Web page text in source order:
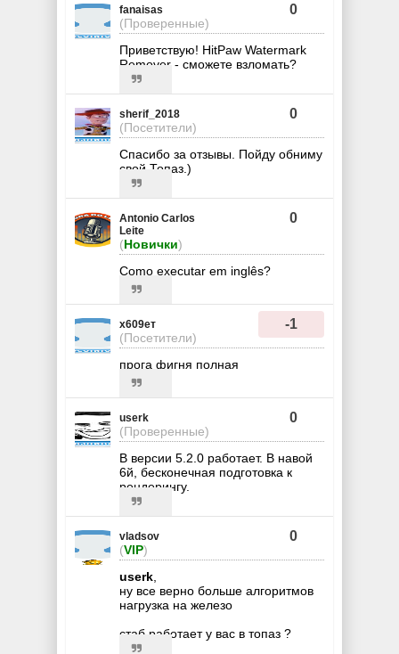
fanaisas
(Проверенные)
0
Приветствую! HitPaw Watermark
Remover - сможете взломать?
sherif_2018
(Посетители)
0
Спасибо за отзывы. Пойду обниму
свой Топаз.)
Antonio Carlos
Leite
(Новички)
0
Como executar em inglês?
х609ет
(Посетители)
-1
прога фигня полная
userk
(Проверенные)
0
В версии 5.2.0 работает. В навой
6й, бесконечная подготовка к
рендерингу.
vladsov
(VIP)
0
userk
ну все верно больше алгоритмов
нагрузка на железо
стаб работает у вас в топаз ?